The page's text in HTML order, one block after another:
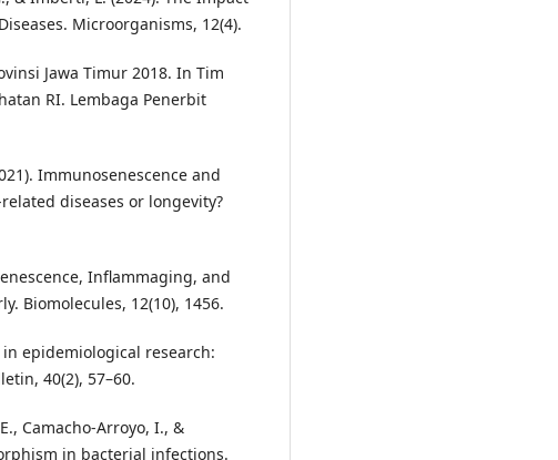
Microorganisms, 12(4).
Jawa Timur 2018. In Tim
RI. Lembaga Penerbit
Immunosenescence and
diseases or longevity?
Inflammaging, and
Biomolecules, 12(10), 1456.
in epidemiological research:
40(2), 57–60.
Camacho-Arroyo, I., &
in bacterial infections.